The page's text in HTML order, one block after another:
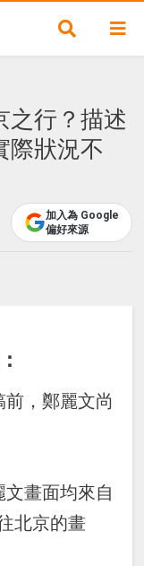
之行？描述
際狀況不
加入為 Google
偏好來源
前，鄭麗文尚
文畫面均來自
北京的畫